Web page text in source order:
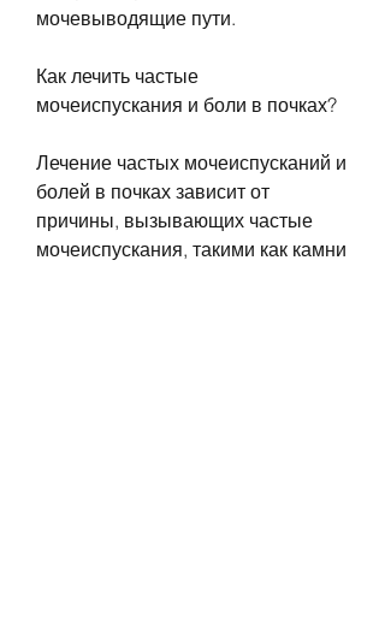
мочевыводящие пути.
Как лечить частые
мочеиспускания и боли в почках?
Лечение частых мочеиспусканий и
болей в почках зависит от
причины, вызывающих частые
мочеиспускания, такими как камни